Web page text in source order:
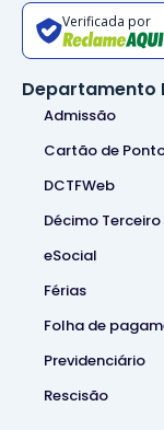
Verificada por
Departamento
Admissão
Cartão de
DCTFWeb
Décimo Terceiro
eSocial
Férias
Folha de
Previdenciário
Rescisão